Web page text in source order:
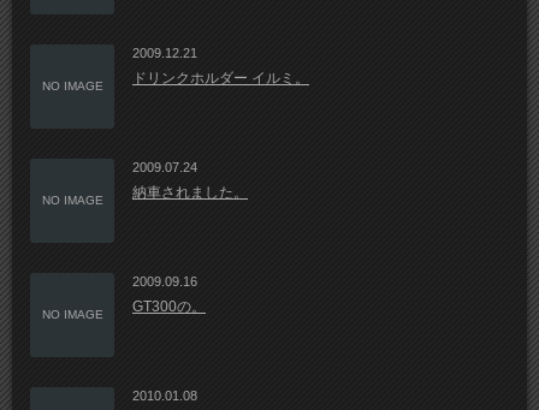
NO IMAGE
2009.12.21
ドリンクホルダー イルミ。
NO IMAGE
2009.07.24
納車されました。
NO IMAGE
2009.09.16
GT300の。
2010.01.08